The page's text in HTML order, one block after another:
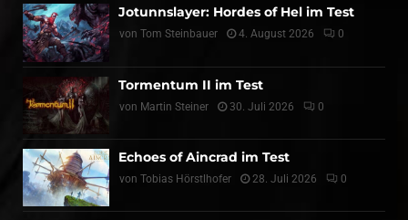
Jotunnslayer: Hordes of Hel im Test
von Tom Steinbauer 4. August 2026 0
Tormentum II im Test
von Martin Steiner 30. Juli 2026 0
Echoes of Aincrad im Test
von Tobias Hörstlhofer 28. Juli 2026 0